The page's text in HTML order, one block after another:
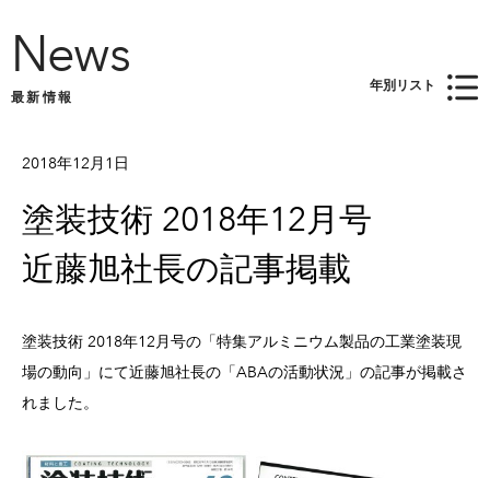
News
最新情報
2018年12月1日
塗装技術 2018年12月号
近藤旭社長の記事掲載
塗装技術 2018年12月号の「特集アルミニウム製品の工業塗装現
場の動向」にて近藤旭社長の「ABAの活動状況」の記事が掲載さ
れました。